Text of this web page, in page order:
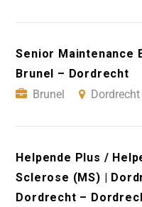
Senior Maintenance
Brunel – Dordrecht
Brunel
Dordrecht
Helpende Plus /
Sclerose (MS) |
Dordrecht –